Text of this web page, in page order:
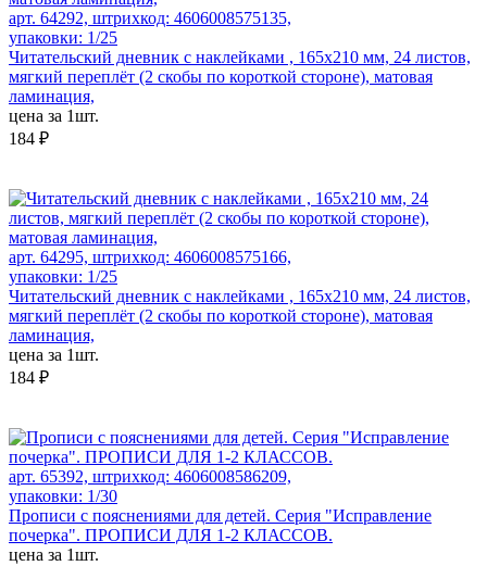
арт. 64292, штрихкод: 4606008575135,
упаковки: 1/25
Читательский дневник с наклейками , 165х210 мм, 24 листов,
мягкий переплёт (2 скобы по короткой стороне), матовая
ламинация,
цена за 1шт.
184 ₽
арт. 64295, штрихкод: 4606008575166,
упаковки: 1/25
Читательский дневник с наклейками , 165х210 мм, 24 листов,
мягкий переплёт (2 скобы по короткой стороне), матовая
ламинация,
цена за 1шт.
184 ₽
арт. 65392, штрихкод: 4606008586209,
упаковки: 1/30
Прописи с пояснениями для детей. Серия "Исправление
почерка". ПРОПИСИ ДЛЯ 1-2 КЛАССОВ.
цена за 1шт.